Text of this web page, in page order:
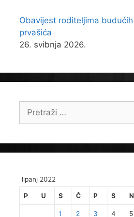
Obavijest roditeljima budućih
prvašića
26. svibnja 2026.
lipanj 2022
P U S Č P S N
1 2 3 4 5